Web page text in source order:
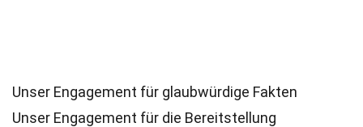
Unser Engagement für glaubwürdige Fakten
Unser Engagement für die Bereitstellung